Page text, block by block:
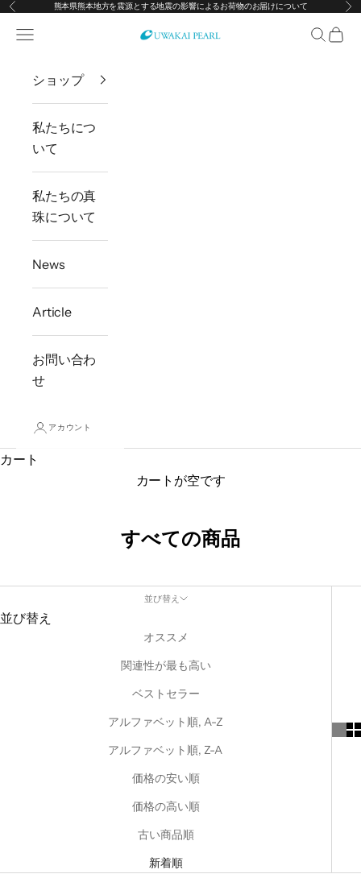
コンテンツへスキップ
前へ 熊本県熊本地方を震源とする地震の影響によるお荷物のお届けについて 次
宇和海真珠
メニューを開く 検索を
カー
ショップ
私たちにつ
いて
私たちの真
珠について
News
Article
お問い合わ
せ
アカウント
カート
カートが空です
すべての商品
並び替え
並び替え
オススメ
関連性が最も高い
ベストセラー
アルファベット順, A-Z
アルファベット順, Z-A
価格の安い順
価格の高い順
古い商品順
新着順